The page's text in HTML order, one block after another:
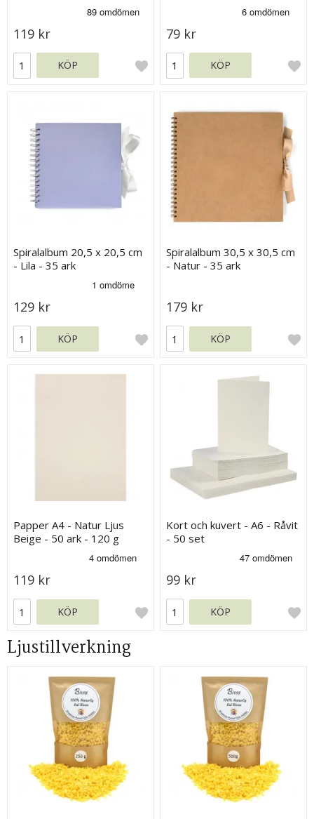
119 kr
KÖP
79 kr
KÖP
Spiralalbum 20,5 x 20,5 cm
- Lila - 35 ark
129 kr
KÖP
Spiralalbum 30,5 x 30,5 cm
- Natur - 35 ark
179 kr
KÖP
Papper A4 - Natur Ljus
Beige - 50 ark - 120 g
119 kr
KÖP
Kort och kuvert - A6 - Råvit
- 50 set
99 kr
KÖP
Ljustillverkning